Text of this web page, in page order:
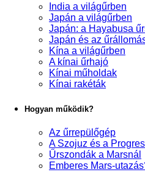
India a világűrben
Japán a világűrben
Japán: a Hayabusa
Japán és az
Kína a világűrben
A kínai űrhajó
Kínai műholdak
Kínai rakéták
Hogyan működik?
Az űrrepülőgép
A Szojuz és a
Űrszondák a Marsnál
Emberes Mars-